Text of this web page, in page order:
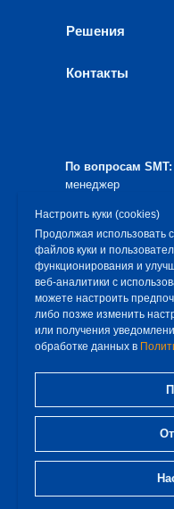
Настроить куки (cookies)
Продолжая использовать
файлов куки и
функционирования и
веб‑аналитики с
можете настроить
либо позже изменить
или получения
обработке данных в
Решения
Эксклюзивный
ООО «Гексан» —
Контакты
менеджер
– Алексей Баев
По вопросам SMT: